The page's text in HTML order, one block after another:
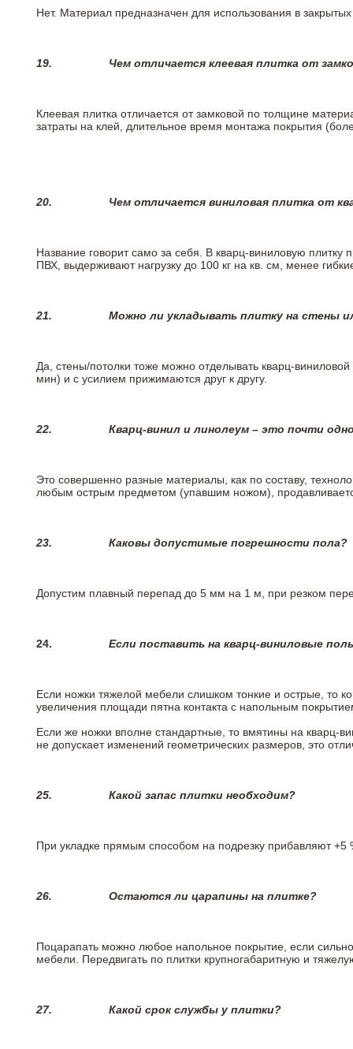
Нет. Материал предназначен для использования в
19. Чем отличается клеевая плитка от
Клеевая плитка отличается от замковой по толщине
затраты на клей, длительное время монтажа покрытия
20. Чем отличается виниловая плитка от
Название говорит само за себя. В кварц-виниловую
ПВХ, выдерживают нагрузку до 100 кг на кв. см, менее
21. Можно ли укладывать плитку на стены
Да, стены/потолки тоже можно отделывать кварц-
мин) и с усилием прижимаются друг к другу.
22. Кварц-винил и линолеум – это почти
Это совершенно разные материалы, как по составу,
любым острым предметом (упавшим ножом),
23. Каковы допустимые погрешности пола?
Допустим плавный перепад до 5 мм на 1 м, при резком
24. Если поставить на кварц-виниловые
Если ножки тяжелой мебели слишком тонкие и острые, то
увеличения площади пятна контакта с напольным
Если же ножки вполне стандартные, то вмятины на кварц-
не допускает изменений геометрических размеров, это
25. Какой запас плитки необходим?
При укладке прямым способом на подрезку прибавляют +5
26. Остаются ли царапины на плитке?
Поцарапать можно любое напольное покрытие, если
мебели. Передвигать по плитки крупногабаритную и
27. Какой срок службы у плитки?